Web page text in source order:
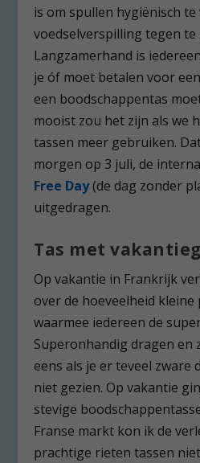
is om spullen hygiënisch
voedselverspilling tegen te
Langzamerhand is
je óf moet betalen voor
een boodschappentas
mooist zou het zijn als we
tassen meer gebruiken.
morgen op 3 juli, de
Free Day(de dag zonder
uitgedragen.
Tas met
Op vakantie in Frankrijk
over de hoeveelheid kleine
waarmee iedereen de
Superonhandig dragen en
eens als je er teveel zware
niet gezien. Op vakantie
stevige
Franse markt kon ik de
prachtige rieten tassen